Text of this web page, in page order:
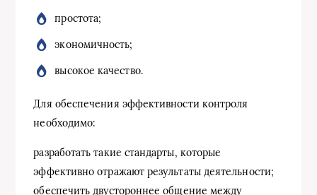
простота;
экономичность;
высокое качество.
Для обеспечения эффективности контроля
необходимо:
разработать такие стандарты, которые
эффективно отражают результаты деятельности;
обеспечить двустороннее общение между